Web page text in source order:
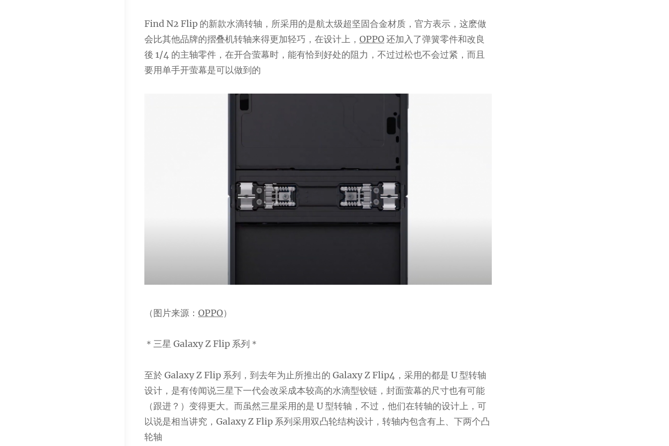
Find N2 Flip 的新款水滴转轴，所采用的是航太级超坚固合金材质，官方表示，这麽做
会比其他品牌的摺叠机转轴来得更加轻巧，在设计上， OPPO还加入了弹簧零件和改良
後 1/4 的主轴零件，在开合萤幕时，能有恰到好处的阻力，不过过松也不会过紧，而且
要用单手开萤幕是可以做到的
（图片来源： OPPO）
＊三星 Galaxy Z Flip 系列＊
至於 Galaxy Z Flip 系列，到去年为止所推出的 Galaxy Z Flip4，采用的都是 U 型转轴
设计，是有传闻说三星下一代会改采成本较高的水滴型铰链，封面萤幕的尺寸也有可能
（跟进？）变得更大。而虽然三星采用的是 U 型转轴，不过，他们在转轴的设计上，可
以说是相当讲究，Galaxy Z Flip 系列采用双凸轮结构设计，转轴内包含有上、下两个凸
轮轴